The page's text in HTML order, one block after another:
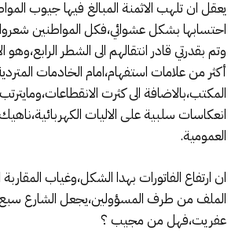
يعقل ان تلهب الاثمنة المبالغ فيها جيوب
احتسابها بشكل عشوائي،فكل المواطنين شعروا
وتم بقدرتي قادر انتقالهم الى الشطر الرابع،وهو
أكثر من علامات استفهام،امام الخادمات
المكتب،بالاضافة الى كثرت
انعكاسات سلبية على الاليات
العمومية.
ان ارتفاع الفاتورات بهدا الشكل،وغياب المقاربة
الملف من طرف المسؤولين،يجعل الشارع
عفريت،فهل من مجيب ؟